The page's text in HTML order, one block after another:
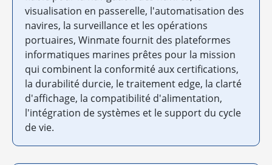
visualisation en passerelle, l'automatisation des
navires, la surveillance et les opérations
portuaires, Winmate fournit des plateformes
informatiques marines prêtes pour la mission
qui combinent la conformité aux certifications,
la durabilité durcie, le traitement edge, la clarté
d'affichage, la compatibilité d'alimentation,
l'intégration de systèmes et le support du cycle
de vie.